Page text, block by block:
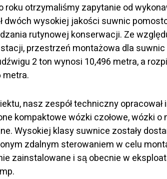
roku otrzymaliśmy zapytanie od
dwóch wysokiej jakości suwnic
rutynowej konserwacji. Ze
przestrzeń montażowa dla suwnic
2 ton wynosi 10,496 metra, a
metra.
nasz zespół techniczny
kompaktowe wózki czołowe, wózki
Wysokiej klasy suwnice zostały
zdalnym sterowaniem w celu
zainstalowane i są obecnie w